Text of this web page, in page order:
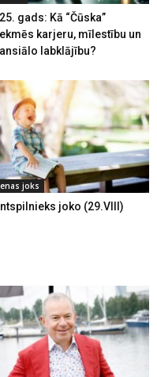
gads: Kā “Čūska”
karjeru, mīlestību un
labklājību?
joks
joko (29.VIII)